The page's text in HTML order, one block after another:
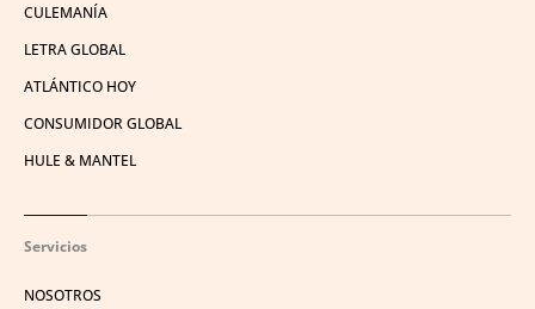
CULEMANÍA
LETRA GLOBAL
ATLÁNTICO HOY
CONSUMIDOR GLOBAL
HULE & MANTEL
Servicios
NOSOTROS